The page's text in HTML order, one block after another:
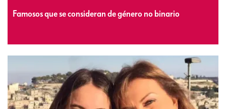
Famosos que se consideran de género no binario